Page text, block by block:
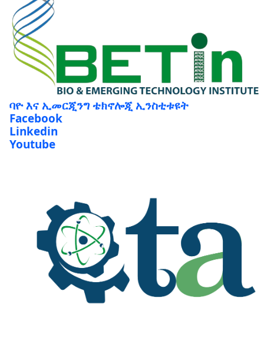
ባዮ እና ኢመርጂንግ ቴክኖሎጂ ኢንስቲቱዩት
Facebook
Linkedin
Youtube